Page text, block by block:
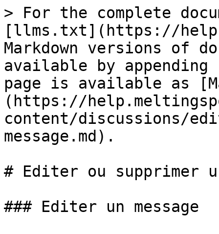
> For the complete
[llms.txt](https://
Markdown versions of
available by
page is available as
(https://
content/discussions/
message.md).
# Editer ou supprimer
### Editer un message